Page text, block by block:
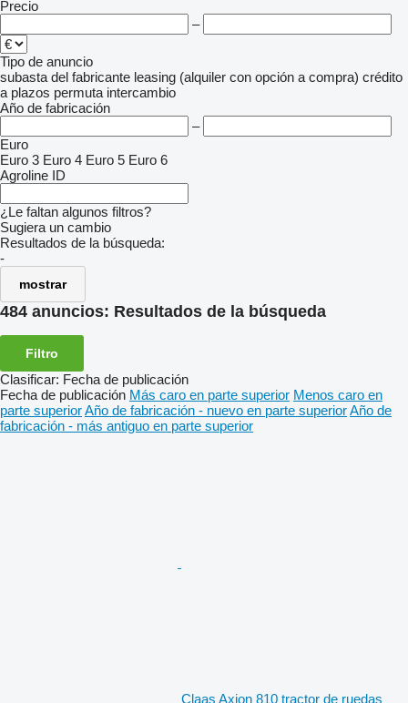
Precio
–
Tipo de anuncio
subasta del fabricante leasing (alquiler con opción a compra) crédito
a plazos permuta intercambio
Año de fabricación
–
Euro
Euro 3 Euro 4 Euro 5 Euro 6
Agroline ID
¿Le faltan algunos filtros?
Sugiera un cambio
Resultados de la búsqueda:
-
mostrar
484 anuncios: Resultados de la búsqueda
Filtro
Clasificar: Fecha de publicación
Fecha de publicación Más caro en parte superior Menos caro en
parte superiorAño de fabricación - nuevo en parte superiorAño de
fabricación - más antiguo en parte superior
Claas Axion 810 tractor de ruedas